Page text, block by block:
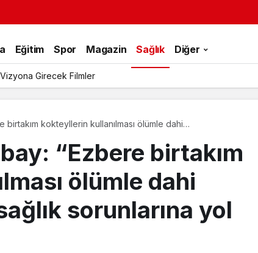
Eğitim Spor Magazin Sağlık Diğer
Girecek Filmler
kokteyllerin kullanılması ölümle dahi
“Ezbere birtakım
ölümle dahi
sorunlarına yol